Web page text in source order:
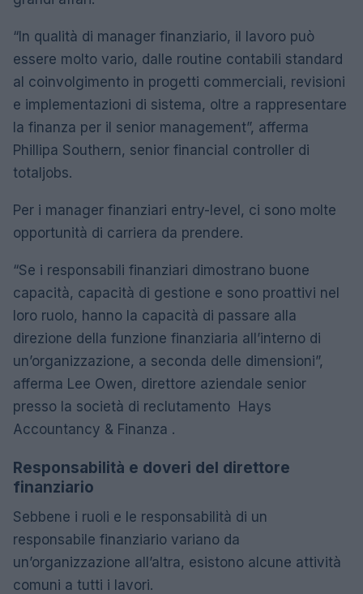
“In qualità di manager finanziario, il lavoro può
essere molto vario, dalle routine contabili standard
al coinvolgimento in progetti commerciali, revisioni
e implementazioni di sistema, oltre a rappresentare
la finanza per il senior management”, afferma
Phillipa Southern, senior financial controller di
totaljobs.
Per i manager finanziari entry-level, ci sono molte
opportunità di carriera da prendere.
“Se i responsabili finanziari dimostrano buone
capacità, capacità di gestione e sono proattivi nel
loro ruolo, hanno la capacità di passare alla
direzione della funzione finanziaria all’interno di
un’organizzazione, a seconda delle dimensioni”,
afferma Lee Owen, direttore aziendale senior
presso la società di reclutamento Hays
Accountancy & Finanza .
Responsabilità e doveri del direttore
finanziario
Sebbene i ruoli e le responsabilità di un
responsabile finanziario variano da
un’organizzazione all’altra, esistono alcune attività
comuni a tutti i lavori.